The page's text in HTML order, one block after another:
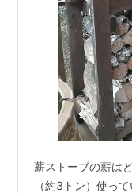
薪ストーブの薪は
（約3トン）使っ